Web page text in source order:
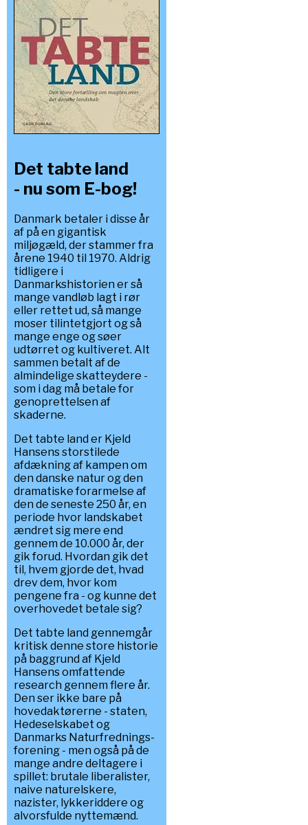
Det tabte land
- nu som E-bog!
Danmark betaler i disse år
af på en gigantisk
miljøgæld, der stammer fra
årene 1940 til 1970. Aldrig
tidligere i
Danmarkshistorien er så
mange vandløb lagt i rør
eller rettet ud, så mange
moser tilintetgjort og så
mange enge og søer
udtørret og kultiveret. Alt
sammen betalt af de
almindelige skatteydere -
som i dag må betale for
genoprettelsen af
skaderne.
Det tabte land er Kjeld
Hansens storstilede
afdækning af kampen om
den danske natur og den
dramatiske forarmelse af
den de seneste 250 år, en
periode hvor landskabet
ændret sig mere end
gennem de 10.000 år, der
gik forud. Hvordan gik det
til, hvem gjorde det, hvad
drev dem, hvor kom
pengene fra - og kunne det
overhovedet betale sig?
Det tabte land gennemgår
kritisk denne store historie
på baggrund af Kjeld
Hansens omfattende
research gennem flere år.
Den ser ikke bare på
hovedaktørerne - staten,
Hedeselskabet og
Danmarks Naturfrednings-
forening - men også på de
mange andre deltagere i
spillet: brutale liberalister,
naive naturelskere,
nazister, lykkeriddere og
alvorsfulde nyttemænd.